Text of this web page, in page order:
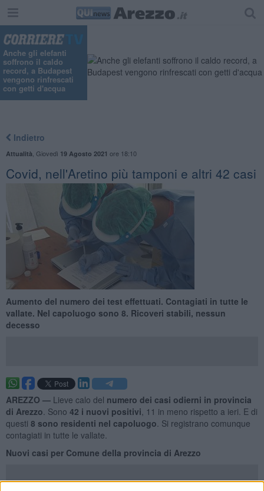
Anche gli elefanti
soffrono il caldo
record, a Budapest
vengono rinfrescati
con getti d'acqua
Indietro
Attualità Giovedì 19 Agosto 2021 ore 18:10
Covid, nell'Aretino più tamponi e altri 42 casi
Aumento del numero dei test effettuati. Contagiati in tutte le
vallate. Nel capoluogo sono 8. Ricoveri stabili, nessun
decesso
AREZZO — Lieve calo del numero dei casi odierni in provincia
di Arezzo . Sono 42 i nuovi positivi , 11 in meno rispetto a ieri. E di
questi 8 sono residenti nel capoluogo . Si registrano comunque
contagiati in tutte le vallate.
Nuovi casi per Comune della provincia di Arezzo